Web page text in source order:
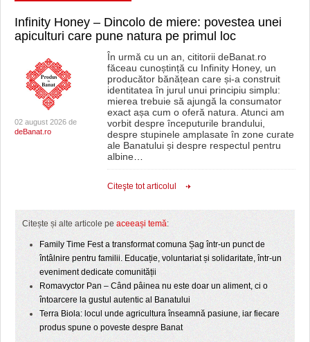
Infinity Honey – Dincolo de miere: povestea unei
apiculturi care pune natura pe primul loc
02 august 2026 de
deBanat.ro
În urmă cu un an, cititorii deBanat.ro
făceau cunoștință cu Infinity Honey, un
producător bănățean care și-a construit
identitatea în jurul unui principiu simplu:
mierea trebuie să ajungă la consumator
exact așa cum o oferă natura. Atunci am
vorbit despre începuturile brandului,
despre stupinele amplasate în zone curate
ale Banatului și despre respectul pentru
albine…
Citeşte tot articolul
Citește și alte articole pe aceeași temă:
Family Time Fest a transformat comuna Șag într-un punct de
întâlnire pentru familii. Educație, voluntariat și solidaritate, într-un
eveniment dedicate comunității
Romavyctor Pan – Când pâinea nu este doar un aliment, ci o
întoarcere la gustul autentic al Banatului
Terra Biola: locul unde agricultura înseamnă pasiune, iar fiecare
produs spune o poveste despre Banat